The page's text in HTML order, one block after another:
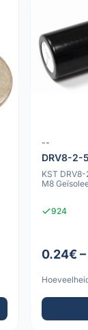
--
DRV8-2-5
KST
M8
924
0.24€